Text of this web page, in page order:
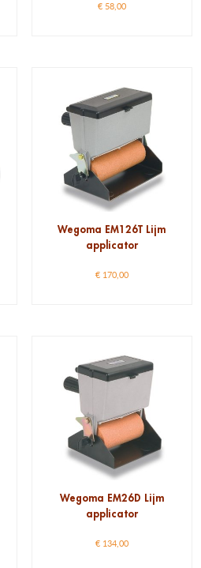
€58,00
Wegoma EM126T Lijm
applicator
€170,00
Wegoma EM26D Lijm
applicator
€134,00